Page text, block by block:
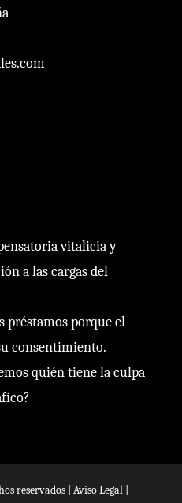
vitalicia y
a las cargas del
préstamos porque el
consentimiento.
quién tiene la culpa
reservados | Aviso Legal|